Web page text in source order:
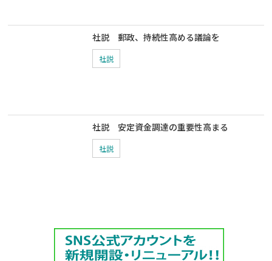
社説 郵政、持続性高める議論を
社説
社説 安定資金調達の重要性高まる
社説